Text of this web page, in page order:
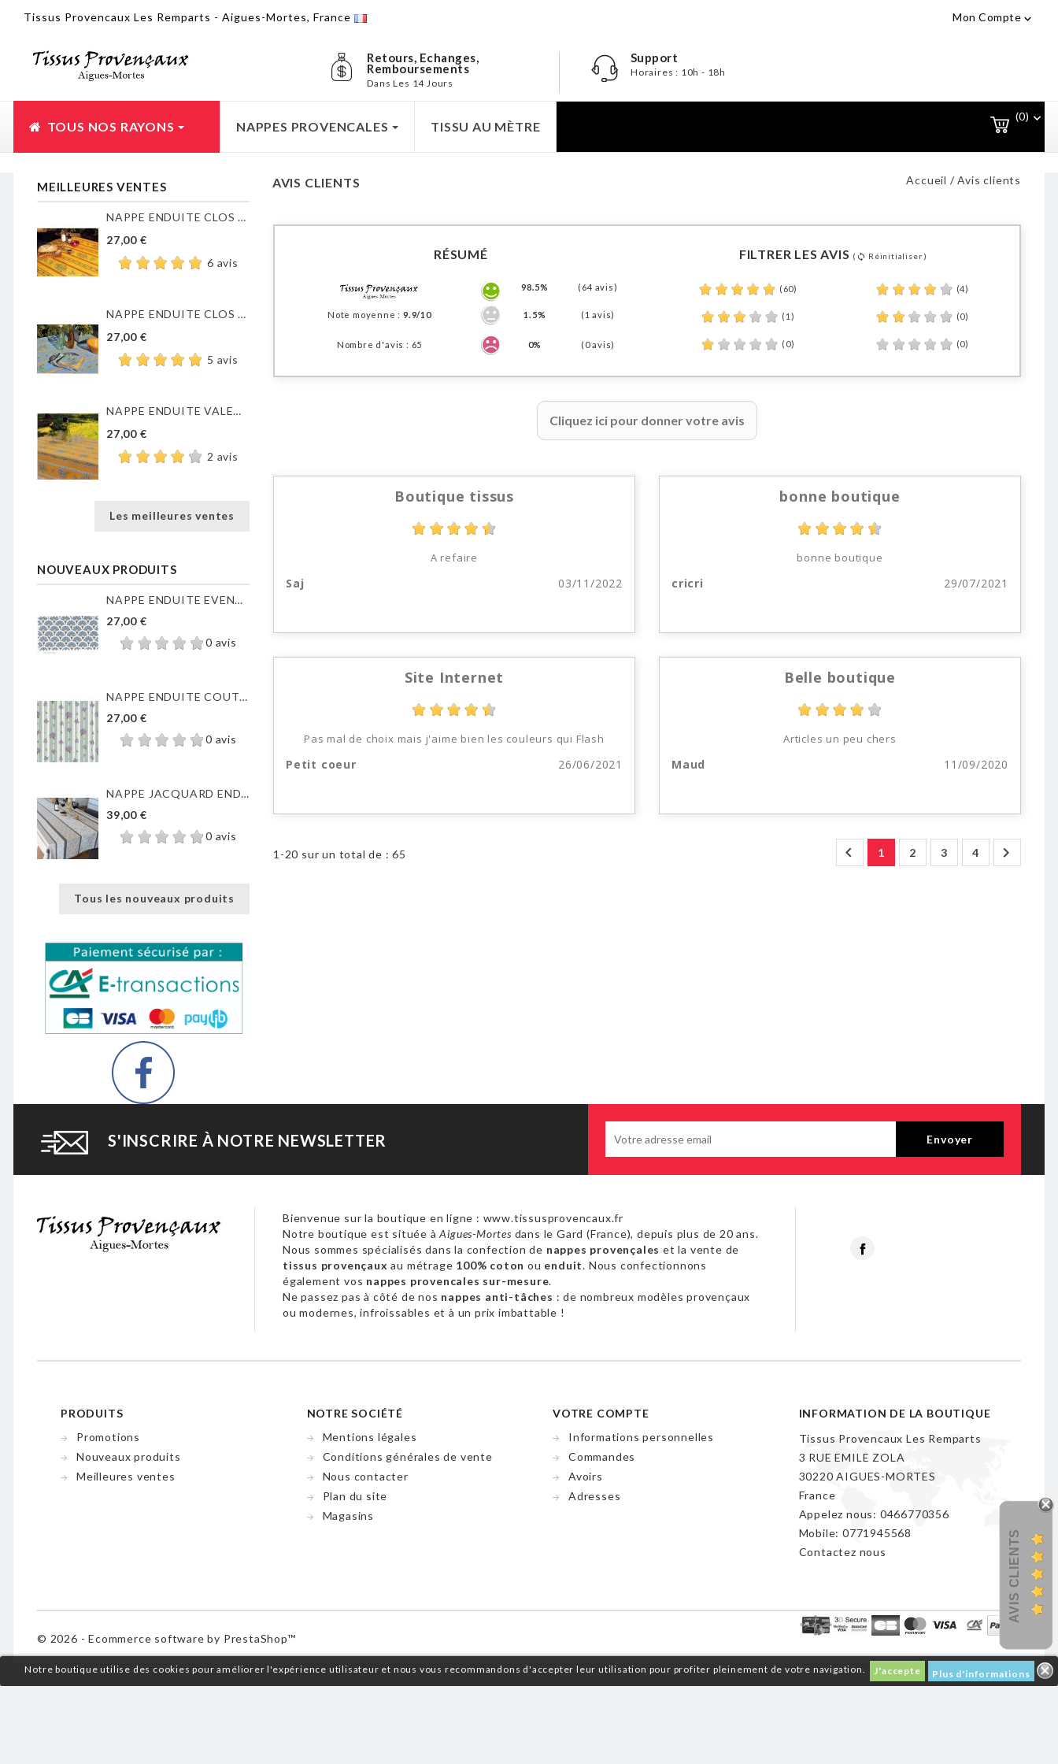
Tissus Provencaux Les Remparts - Aigues-Mortes, France Mon Compte 
Retours, Echanges,
Remboursements
Dans Les 14 Jours
Support
Horaires : 10h - 18h
Notre boutique utilise des cookies pour améliorer l'expérience utilisateur et nous vous recommandons d'accepter leur utilisation pour profiter pleinement de votre navigation. J'accepte Plus d'informations
TOUS NOS RAYONS NAPPES PROVENCALES TISSU AU MÈTRE
(0) 
MEILLEURES VENTES
NAPPE ENDUITE CLOS DES...
27,00 €
6 avis
NAPPE ENDUITE CLOS DES...
27,00 €
5 avis
NAPPE ENDUITE VALENSOLE JAUNE
27,00 €
2 avis
Les meilleures ventes
NOUVEAUX PRODUITS
NAPPE ENDUITE EVENTAILS...
27,00 €
0 avis
NAPPE ENDUITE COUTIL DE...
27,00 €
0 avis
NAPPE JACQUARD ENDUIT...
39,00 €
0 avis
Tous les nouveaux produits
AVIS CLIENTS Accueil Avis clients
RÉSUMÉ
98.5% (64 avis)
Note moyenne :9.9/10 1.5% (1 avis)
Nombre d'avis : 65 0% (0 avis)
FILTRER LES AVIS ( sync Réinitialiser )
(60) (4)
(1) (0)
(0) (0)
Cliquez ici pour donner votre avis
Boutique tissus
A refaire
Saj 03/11/2022
bonne boutique
bonne boutique
cricri 29/07/2021
Site Internet
Pas mal de choix mais j'aime bien les couleurs qui Flash
Petit coeur 26/06/2021
Belle boutique
Articles un peu chers
Maud 11/09/2020
1-20 sur un total de : 65  1 2 3 4 
S'INSCRIRE À NOTRE NEWSLETTER
Bienvenue sur la boutique en ligne : www.tissusprovencaux.fr
Notre boutique est située àAigues-Mortes dans le Gard (France), depuis plus de 20 ans.
Nous sommes spécialisés dans la confection de nappes provençales et la vente de
tissus provençaux au métrage 100% coton ou enduit. Nous confectionnons
également vos nappes provencales sur-mesure.
Ne passez pas à côté de nos nappes anti-tâches : de nombreux modèles provençaux
ou modernes, infroissables et à un prix imbattable !
PRODUITS
Promotions
Nouveaux produits
Meilleures ventes
NOTRE SOCIÉTÉ
Mentions légales
Conditions générales de vente
Nous contacter
Plan du site
Magasins
VOTRE COMPTE
Informations personnelles
Commandes
Avoirs
Adresses
INFORMATION DE LA BOUTIQUE
Tissus Provencaux Les Remparts
3 RUE EMILE ZOLA
30220 AIGUES-MORTES
France
Appelez nous: 0466770356
Mobile: 0771945568
Contactez nous
AVIS CLIENTS
© 2026 - Ecommerce software by PrestaShop™